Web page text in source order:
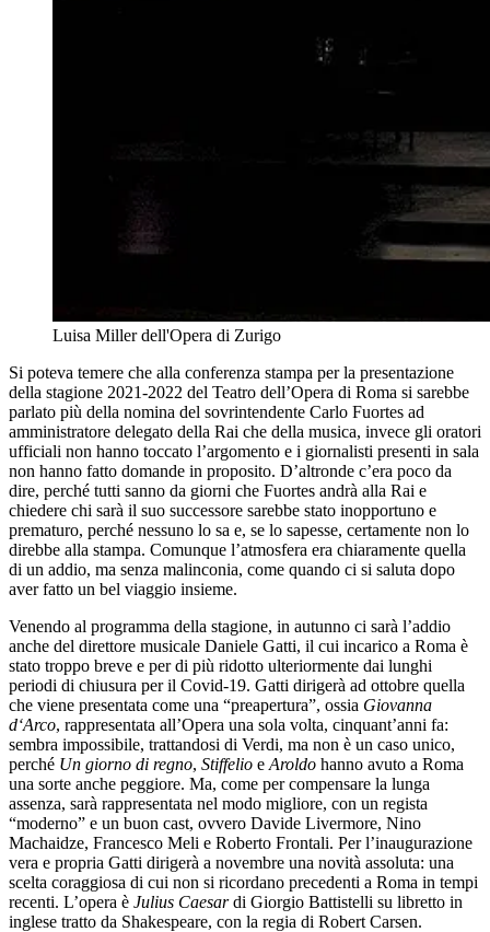
Luisa Miller dell'Opera di Zurigo
Si poteva temere che alla conferenza stampa per la presentazione
della stagione 2021-2022 del Teatro dell’Opera di Roma si sarebbe
parlato più della nomina del sovrintendente Carlo Fuortes ad
amministratore delegato della Rai che della musica, invece gli oratori
ufficiali non hanno toccato l’argomento e i giornalisti presenti in sala
non hanno fatto domande in proposito. D’altronde c’era poco da
dire, perché tutti sanno da giorni che Fuortes andrà alla Rai e
chiedere chi sarà il suo successore sarebbe stato inopportuno e
prematuro, perché nessuno lo sa e, se lo sapesse, certamente non lo
direbbe alla stampa. Comunque l’atmosfera era chiaramente quella
di un addio, ma senza malinconia, come quando ci si saluta dopo
aver fatto un bel viaggio insieme.
Venendo al programma della stagione, in autunno ci sarà l’addio
anche del direttore musicale Daniele Gatti, il cui incarico a Roma è
stato troppo breve e per di più ridotto ulteriormente dai lunghi
periodi di chiusura per il Covid-19. Gatti dirigerà ad ottobre quella
che viene presentata come una “preapertura”, ossia Giovanna
d‘Arco, rappresentata all’Opera una sola volta, cinquant’anni fa:
sembra impossibile, trattandosi di Verdi, ma non è un caso unico,
perché Un giorno di regno, Stiffelio e Aroldo hanno avuto a Roma
una sorte anche peggiore. Ma, come per compensare la lunga
assenza, sarà rappresentata nel modo migliore, con un regista
“moderno” e un buon cast, ovvero Davide Livermore, Nino
Machaidze, Francesco Meli e Roberto Frontali. Per l’inaugurazione
vera e propria Gatti dirigerà a novembre una novità assoluta: una
scelta coraggiosa di cui non si ricordano precedenti a Roma in tempi
recenti. L’opera è Julius Caesardi Giorgio Battistelli su libretto in
inglese tratto da Shakespeare, con la regia di Robert Carsen.